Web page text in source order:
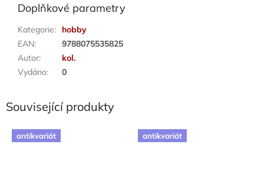
Doplňkové parametry
Kategorie:
hobby
EAN:
9788075535825
Autor:
kol.
Vydáno: 0
Související produkty
antikvariát antikvariát